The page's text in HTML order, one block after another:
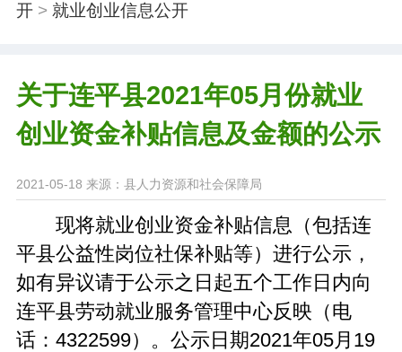
开> 就业创业信息公开
关于连平县2021年05月份就业
创业资金补贴信息及金额的公示
2021-05-18 来源：县人力资源和社会保障局
现将就业创业资金补贴信息（包括连
平县公益性岗位社保补贴等）进行公示，
如有异议请于公示之日起五个工作日内向
连平县劳动就业服务管理中心反映（电
话：4322599）。公示日期2021年05月19